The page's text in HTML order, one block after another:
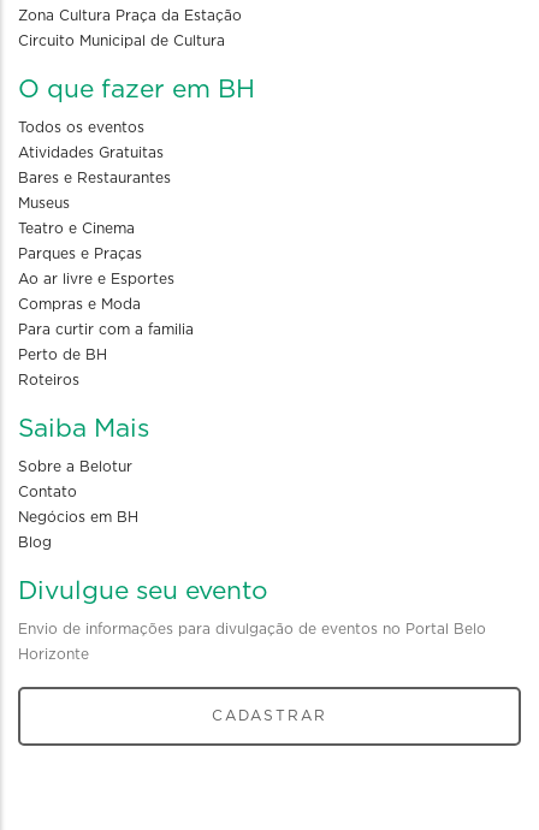
Zona Cultura Praça da Estação
Circuito Municipal de Cultura
O que fazer em BH
Todos os eventos
Atividades Gratuitas
Bares e Restaurantes
Museus
Teatro e Cinema
Parques e Praças
Ao ar livre e Esportes
Compras e Moda
Para curtir com a familia
Perto de BH
Roteiros
Saiba Mais
Sobre a Belotur
Contato
Negócios em BH
Blog
Divulgue seu evento
Envio de informações para divulgação de eventos no Portal Belo
Horizonte
CADASTRAR